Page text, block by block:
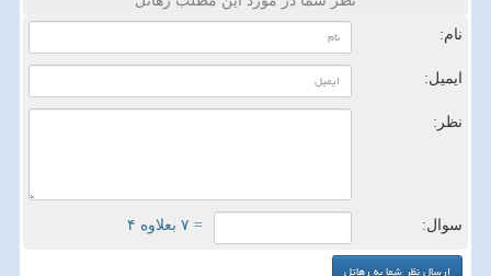
نام:
ایمیل:
نظر:
سوال: = ۷ بعلاوه ۴